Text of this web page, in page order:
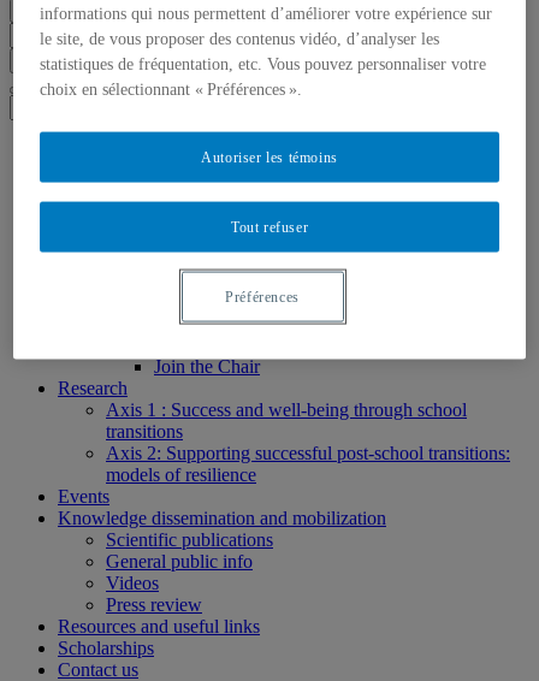
Menu
Search this site Search on uqam.ca Search the web
Chairholder
Chair staff
Researchers
Students
Join the Chair
Research
Axis 1 : Success and well-being through school
transitions
Axis 2: Supporting successful post-school transitions:
models of resilience
Events
Knowledge dissemination and mobilization
Scientific publications
General public info
Videos
Press review
Resources and useful links
Scholarships
Contact us
informations qui nous permettent d’améliorer votre expérience sur
le site, de vous proposer des contenus vidéo, d’analyser les
statistiques de fréquentation, etc. Vous pouvez personnaliser votre
choix en sélectionnant « Préférences ».
Tout refuser
Autoriser les témoins
Préférences